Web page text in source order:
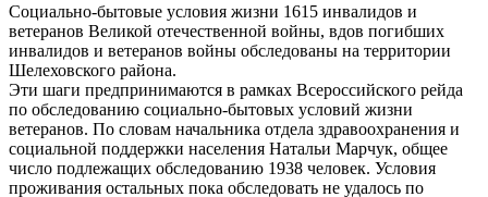
Социально-бытовые условия жизни 1615 инвалидов и
ветеранов Великой отечественной войны, вдов погибших
инвалидов и ветеранов войны обследованы на территории
Шелеховского района.
Эти шаги предпринимаются в рамках Всероссийского рейда
по обследованию социально-бытовых условий жизни
ветеранов. По словам начальника отдела здравоохранения и
социальной поддержки населения Натальи Марчук, общее
число подлежащих обследованию 1938 человек. Условия
проживания остальных пока обследовать не удалось по